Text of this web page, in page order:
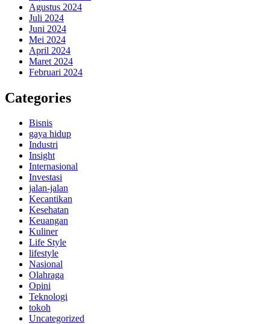
Agustus 2024
Juli 2024
Juni 2024
Mei 2024
April 2024
Maret 2024
Februari 2024
Categories
Bisnis
gaya hidup
Industri
Insight
Internasional
Investasi
jalan-jalan
Kecantikan
Kesehatan
Keuangan
Kuliner
Life Style
lifestyle
Nasional
Olahraga
Opini
Teknologi
tokoh
Uncategorized